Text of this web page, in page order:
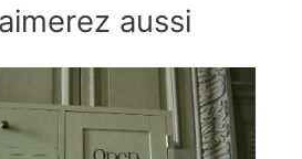
aussi